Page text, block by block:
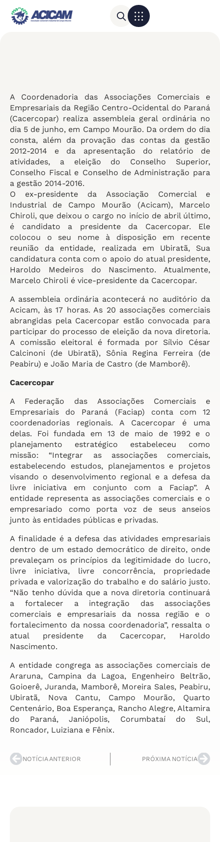
A Coordenadoria das Associações Comerciais e
Empresariais da Região Centro-Ocidental do Paraná
(Cacercopar) realiza assembleia geral ordinária no
dia 5 de junho, em Campo Mourão. Da ordem do dia
consta, além da provação das contas da gestão
2012-2014 e da apresentação do relatório de
atividades, a eleição do Conselho Superior,
Conselho Fiscal e Conselho de Administração para
a gestão 2014-2016.
O ex-presidente da Associação Comercial e
Industrial de Campo Mourão (Acicam), Marcelo
Chiroli, que deixou o cargo no início de abril último,
é candidato a presidente da Cacercopar. Ele
colocou o seu nome à disposição em recente
reunião da entidade, realizada em Ubiratã, Sua
candidatura conta com o apoio do atual presidente,
Haroldo Medeiros do Nascimento. Atualmente,
Marcelo Chiroli é vice-presidente da Cacercopar.
A assembleia ordinária acontecerá no auditório da
Acicam, às 17 horas. As 20 associações comerciais
abrangidas pela Cacercopar estão convocada para
participar do processo de eleição da nova diretoria.
A comissão eleitoral é formada por Sílvio César
Calcinoni (de Ubiratã), Sônia Regina Ferreira (de
Peabiru) e João Maria de Castro (de Mamborê).
Cacercopar
A Federação das Associações Comerciais e
Empresariais do Paraná (Faciap) conta com 12
coordenadorias regionais. A Cacercopar é uma
delas. Foi fundada em 13 de maio de 1992 e o
planejamento estratégico estabeleceu como
missão: “Integrar as associações comerciais,
estabelecendo estudos, planejamentos e projetos
visando o desenvolvimento regional e a defesa da
livre iniciativa em conjunto com a Faciap”. A
entidade representa as associações comerciais e o
empresariado como porta voz de seus anseios
junto às entidades públicas e privadas.
A finalidade é a defesa das atividades empresariais
dentro de um estado democrático de direito, onde
prevaleçam os princípios da legitimidade do lucro,
livre iniciativa, livre concorrência, propriedade
privada e valorização do trabalho e do salário justo.
“Não tenho dúvida que a nova diretoria continuará
a fortalecer a integração das associações
comerciais e empresariais da nossa região e o
fortalecimento da nossa coordenadoria”, ressalta o
atual presidente da Cacercopar, Haroldo
Nascimento.
A entidade congrega as associações comerciais de
Araruna, Campina da Lagoa, Engenheiro Beltrão,
Goioerê, Juranda, Mamborê, Moreira Sales, Peabiru,
Ubiratã, Nova Cantu, Campo Mourão, Quarto
Centenário, Boa Esperança, Rancho Alegre, Altamira
do Paraná, Janiópolis, Corumbataí do Sul,
Roncador, Luiziana e Fênix.
NOTÍCIA ANTERIOR PRÓXIMA NOTÍCIA